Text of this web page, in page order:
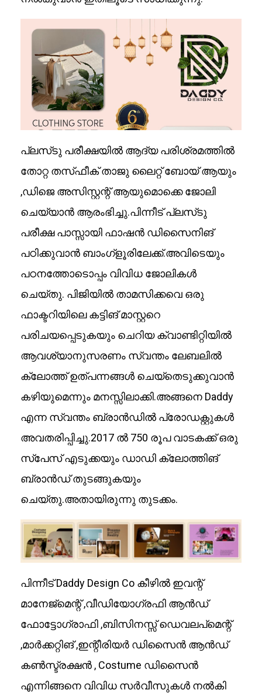
പ്ലസ്‌ടു പരീക്ഷയിൽ ആദ്യ പരിശ്രമത്തിൽ
തോറ്റ തസ്‌ഫീക് താജു ലൈറ്റ് ബോയ് ആയും
,ഡിജെ അസിസ്റ്റന്റ് ആയുമൊക്കെ ജോലി
ചെയ്യാൻ ആരംഭിച്ചു.പിന്നീട് പ്ലസ്‌ടു
പരീക്ഷ പാസ്സായി ഫാഷൻ ഡിസൈനിങ്
പഠിക്കുവാൻ ബാംഗ്ളൂരിലേക്ക്.അവിടെയും
പഠനത്തോടൊപ്പം വിവിധ ജോലികൾ
ചെയ്തു. പിജിയിൽ താമസിക്കവെ ഒരു
ഫാക്ടറിയിലെ കട്ടിങ് മാസ്റ്ററെ
പരിചയപ്പെടുകയും ചെറിയ ക്വാണ്ടിറ്റിയിൽ
ആവശ്യാനുസരണം സ്വന്തം ലേബലിൽ
ക്ലോത്ത് ഉത്പന്നങ്ങൾ ചെയ്തെടുക്കുവാൻ
കഴിയുമെന്നും മനസ്സിലാക്കി.അങ്ങനെ Daddy
എന്ന സ്വന്തം ബ്രാൻഡിൽ പ്രോഡക്റ്റുകൾ
അവതരിപ്പിച്ചു.2017 ൽ 750 രൂപ വാടകക്ക് ഒരു
സ്‌പേസ് എടുക്കയും ഡാഡി ക്ലോത്തിങ്
ബ്രാൻഡ് തുടങ്ങുകയും
ചെയ്തു.അതായിരുന്നു തുടക്കം.
പിന്നീട് Daddy Design Co കീഴിൽ ഇവന്റ്
മാനേജ്‌മെന്റ് ,വീഡിയോഗ്രഫി ആൻഡ്
ഫോട്ടോഗ്രാഫി ,ബിസിനസ്സ് ഡെവലപ്മെന്റ്
,മാർക്കറ്റിങ് ,ഇന്റീരിയർ ഡിസൈൻ ആൻഡ്
കൺസ്ട്രക്ഷൻ , Costume ഡിസൈൻ
എന്നിങ്ങനെ വിവിധ സർവീസുകൾ നൽകി